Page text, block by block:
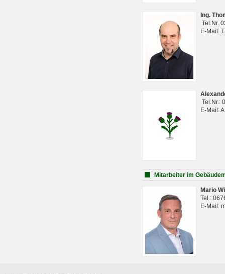
Ing.
Tel.Nr.
E-Mail:
Tel.Nr.:
E-Mail:
Mitarbeiter im
Mario
Tel.:
E-Mail: